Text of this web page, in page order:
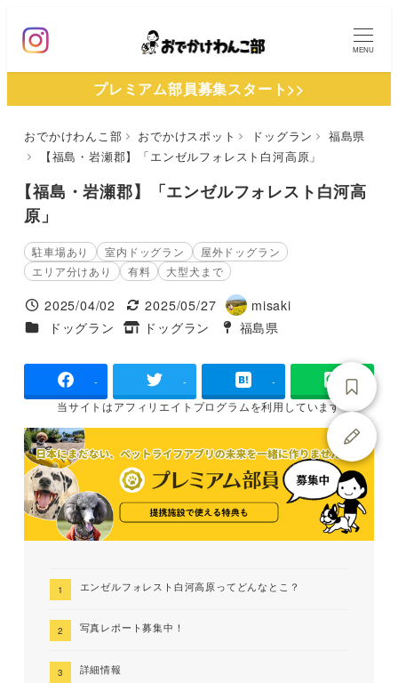
ン
MENU
プレミアム部員募集スタート>>
おでかけわんこ部 おでかけスポット ドッグラン
福島県
【福島・岩瀬郡】「エンゼルフォレスト白河高原」
【福島・岩瀬郡】「エンゼルフォレスト白河高
原」
駐車場あり 室内ドッグラン
屋外ドッグラン
エリア分けあり
有料 大型犬まで
投稿日
2025/04/02
更新日
2025/05/27
著
者
misaki
施設ジャンル
ドッグラン
タグ
ドッグラン
タグ
福島県
- - -
当サイトはアフィリエイトプログラムを利用しています
エンゼルフォレスト白河高原ってどんなとこ？
写真レポート募集中！
詳細情報